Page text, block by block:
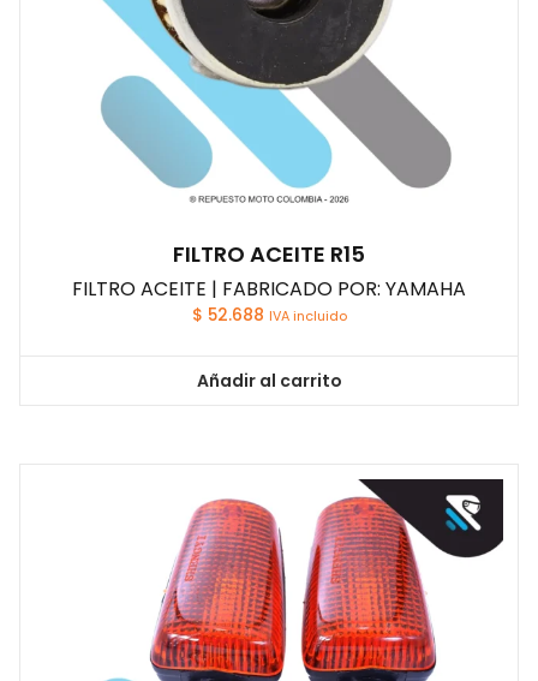
FILTRO ACEITE R15
FILTRO ACEITE | FABRICADO POR: YAMAHA
$ 52.688 IVA incluido
Añadir al carrito